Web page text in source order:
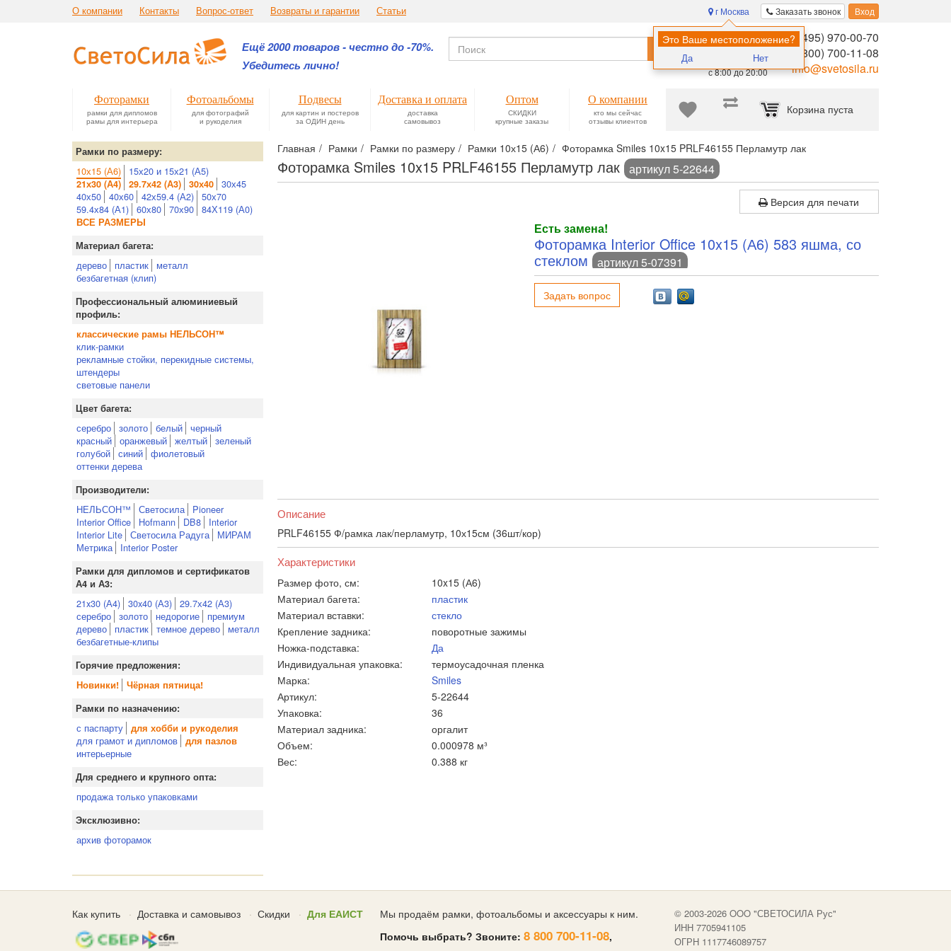
О компании Контакты Вопрос-ответ Возвраты и гарантии Статьи Заказать звонок Вход
г Москва
Это Ваше местоположение?
Да Нет
Ещё 2000 товаров - честно до -70%.
Убедитесь лично!
Помощь в
выборе:
Ежедневно,
с 8:00 до 20:00
8 (495) 970-00-70
8 (800) 700-11-08
info@svetosila.ru
Найти
Корзина пуста
Фоторамки
рамки для дипломов
рамы для интерьера
Фотоальбомы
для фотографий
и рукоделия
Подвесы
для картин и постеров
за ОДИН день
Доставка и оплата
доставка
самовывоз
Оптом
СКИДКИ
крупные заказы
О компании
кто мы сейчас
отзывы клиентов
Главная Рамки Рамки по размеру Рамки 10х15 (А6) Фоторамка Smiles 10x15 PRLF46155 Перламутр лак
Фоторамка Smiles 10x15 PRLF46155 Перламутр лак артикул 5-22644
Рамки по размеру:
10х15 (А6) 15х20 и 15х21 (А5)
21х30 (А4) 29.7х42 (А3) 30х40
30х45
40х50 40х60 42х59.4 (А2) 50х70
59.4х84 (А1) 60х80 70х90 84Х119 (А0)
ВСЕ РАЗМЕРЫ
Материал багета:
дерево пластик
металл
безбагетная (клип)
Профессиональный алюминиевый
профиль:
классические рамы НЕЛЬСОН™
клик-рамки
рекламные стойки, перекидные системы,
штендеры
световые панели
Цвет багета:
серебро золото белый черный
красный оранжевый желтый зеленый
голубой синий фиолетовый
оттенки дерева
Производители:
НЕЛЬСОН™ Светосила
Pioneer
Interior Office
Hofmann DB8
Interior
Interior Lite Светосила Радуга
МИРАМ
Метрика
Interior Poster
Рамки для дипломов и сертификатов
А4 и А3:
21x30 (А4) 30x40 (А3) 29.7х42 (А3)
серебро золото недорогие
премиум
дерево
пластик темное дерево
металл
безбагетные-клипы
Горячие предложения:
Новинки!
Чёрная пятница!
Рамки по назначению:
с паспарту для хобби и рукоделия
для грамот и дипломов для пазлов
интерьерные
Для среднего и крупного опта:
продажа только упаковками
Эксклюзивно:
архив фоторамок
Версия для печати
Есть замена!
Фоторамка Interior Office 10x15 (А6) 583 яшма, со
стеклом артикул 5-07391
Задать вопрос
Описание
PRLF46155 Ф/рамка лак/перламутр, 10х15см (36шт/кор)
Характеристики
Размер фото, см:
10x15 (А6)
Материал багета:
пластик
Материал вставки:
стекло
Крепление задника:
поворотные зажимы
Ножка-подставка:
Да
Индивидуальная упаковка:
термоусадочная пленка
Марка:
Smiles
Артикул:
5-22644
Упаковка:
36
Материал задника:
оргалит
Объем:
0.000978 м³
Вес:
0.388 кг
Как купить Доставка и самовывоз Скидки Для ЕАИСТ
Мы продаём рамки, фотоальбомы и аксессуары к ним.
Помочь выбрать? Звоните: 8 800 700-11-08,
© 2003-2026 OOO "СВЕТОСИЛА Рус"
ИНН 7705941105
ОГРН 1117746089757